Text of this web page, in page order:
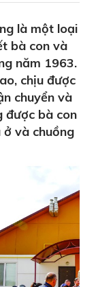
là một loại
bà con và
năm 1963.
chịu được
chuyển và
được bà con
và chuồng